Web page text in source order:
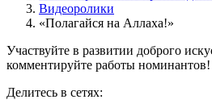
Видеоролики
«Полагайся на Аллаха!»
Участвуйте в развитии доброго
комментируйте работы номинантов!
Делитесь в сетях: